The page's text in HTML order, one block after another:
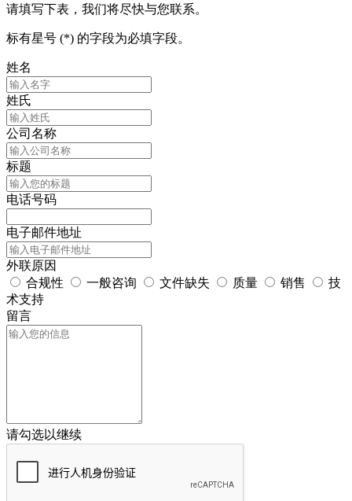
请填写下表，我们将尽快与您联系。
标有星号 (*) 的字段为必填字段。
姓名
姓氏
公司名称
标题
电话号码
电子邮件地址
外联原因
合规性
一般咨询 文件缺失 质量 销售
技
术支持
留言
请勾选以继续